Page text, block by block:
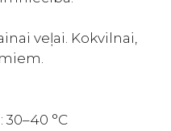
veļai. Kokvilnai,
°C